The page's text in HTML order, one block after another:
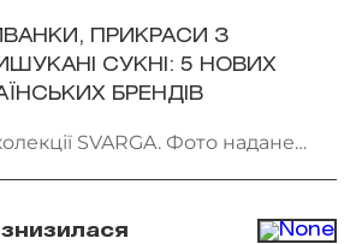
ПРИКРАСИ З
СУКНІ: 5 НОВИХ
БРЕНДІВ
SVARGA. Фото надане
знизилася